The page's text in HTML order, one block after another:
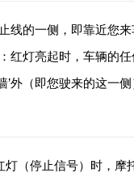
线的一侧，即靠近您
红灯亮起时，车辆的
外（即您驶来的这一
（停止信号）时，摩